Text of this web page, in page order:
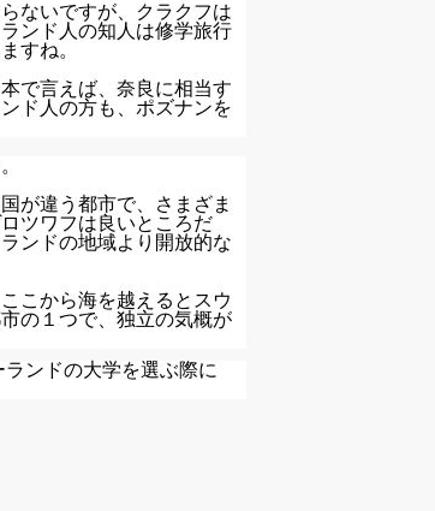
ないですが、クラクフは
ンド人の知人は修学旅行
すね。
で言えば、奈良に相当す
ド人の方も、ポズナンを
が違う都市で、さまざま
ツワフは良いところだ
ンドの地域より開放的な
こから海を越えるとスウ
の１つで、独立の気概が
ンドの大学を選ぶ際に